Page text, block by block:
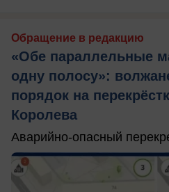
Обращение в редакцию
«Обе параллельные
одну полосу»:
порядок на
Королева
Аварийно-опасный